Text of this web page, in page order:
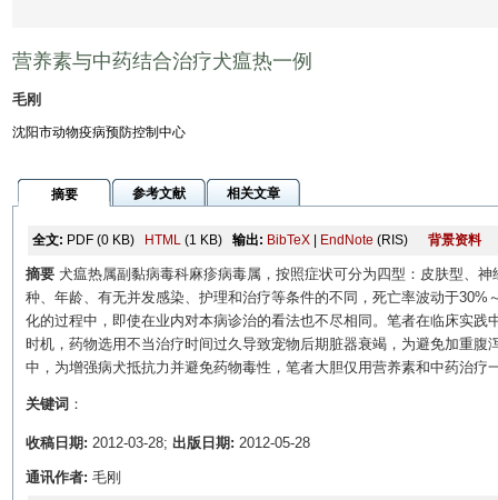
营养素与中药结合治疗犬瘟热一例
毛刚
沈阳市动物疫病预防控制中心
摘要 参考文献 相关文章
全文: PDF(0 KB) HTML(1 KB) 输出: BibTeX| EndNote (RIS) 背景资料
摘要犬瘟热属副黏病毒科麻疹病毒属，按照症状可分为四型：皮肤型、
种、年龄、有无并发感染、护理和治疗等条件的不同，死亡率波动于
化的过程中，即使在业内对本病诊治的看法也不尽相同。笔者在临床实
时机，药物选用不当治疗时间过久导致宠物后期脏器衰竭，为避免加重
中，为增强病犬抵抗力并避免药物毒性，笔者大胆仅用营养素和中药治疗
关键词 ：
收稿日期: 2012-03-28; 出版日期: 2012-05-28
通讯作者: 毛刚